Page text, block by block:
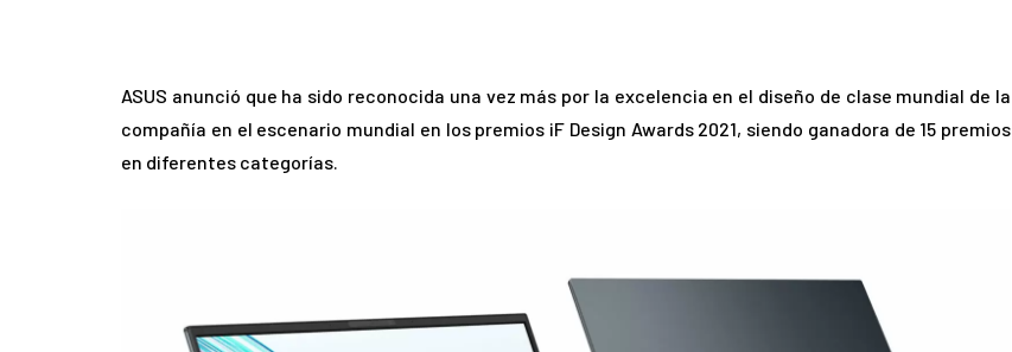
ASUS anunció que ha sido reconocida una vez más por la excelencia en el diseño de clase mundial de la
compañía en el escenario mundial en los premios iF Design Awards 2021, siendo ganadora de 15 premios
en diferentes categorías.